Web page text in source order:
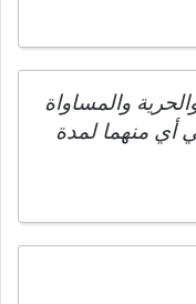
والمساواة
أي منهما لمدة